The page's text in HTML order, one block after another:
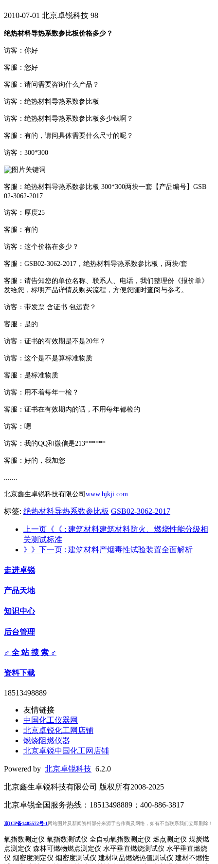
2010-07-01 北京卓锐科技 98
绝热材料导热系数参比板价格多少？
访客：你好
客服：您好
客服：请问需要咨询什么产品？
访客：绝热材料导热系数参比板
访客：绝热材料导热系数参比板多少钱啊？
客服：有的，请问具体需要什么尺寸的呢？
访客：300*300
客服：绝热材料导热系数参比板 300*300两块一套【产品编号】GSB
02-3062-2017
访客：厚度25
客服：有的
访客：这个价格在多少？
客服：GSB02-3062-2017，绝热材料导热系数参比板，两块/套
客服：请告知您的单位名称、联系人、电话，我们整理份《报价单》
发给您，标明产品详情及购买流程，方便您随时查阅与参考。
访客：带发票 含证书 包运费？
客服：是的
访客：证书的有效期是不是20年？
访客：这个是不是算标准物质
客服：是标准物质
访客：用不着每年一检？
客服：证书在有效期内的话，不用每年都检的
访客：嗯
访客：我的QQ和微信是213******
客服：好的，我加您
北京鑫生卓锐科技有限公司 www.bjkji.com
标签: 绝热材料导热系数参比板 GSB02-3062-2017
上一页《《 : 建筑材料建筑材料防火、燃烧性能分级相
关测试标准
》》下一页 : 建筑材料产烟毒性试验装置全面解析
走进卓锐
产品天地
知识中心
后台管理
♂ 全 站 搜 索 ♂
资料下载
18513498889
友情链接
中国化工仪器网
北京卓锐化工网店铺
燃烧阻燃仪器
北京卓锐中国化工网店铺
Powered by 北京卓锐科技 6.2.0
北京鑫生卓锐科技有限公司 版权所有2008-2025
北京卓锐全国服务热线：18513498889；400-886-3817
京ICP备1405572号-1网站图片及新闻资料部分来源于合作商及网络，如有不当联系我们立即删除！
氧指数测定仪 氧指数测试仪 全自动氧指数测定仪 燃点测定仪 煤炭燃
点测定仪 森林可燃物燃点测定仪 水平垂直燃烧测试仪 水平垂直燃烧
仪 烟密度测定仪 烟密度测试仪 建材制品燃烧热值测试仪 建材不燃性